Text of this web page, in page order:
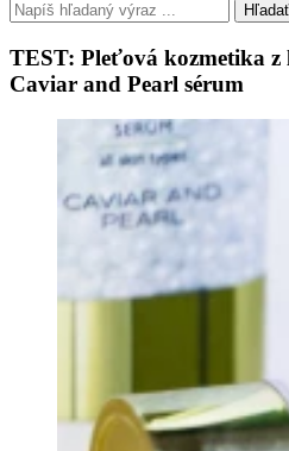
Hľadať
TEST: Pleťová kozmetika z
Caviar and Pearl sérum